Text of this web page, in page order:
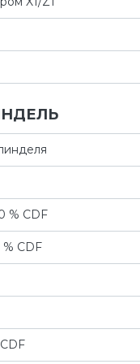
% CDF
CDF